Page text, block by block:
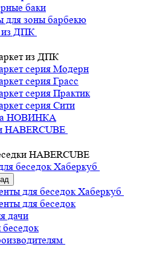
баки
для зоны барбекю
из ДПК
из ДПК
серия Mодерн
серия Грасс
серия Практик
серия Сити
НОВИНКА
HABERCUBE
HABERCUBE
беседок Хаберкуб
для беседок Хаберкуб
для беседок
дачи